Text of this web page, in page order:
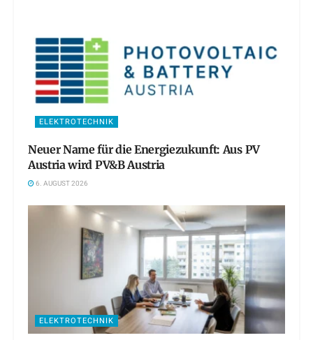
ELEKTROTECHNIK
Neuer Name für die Energiezukunft: Aus PV
Austria wird PV&B Austria
6. AUGUST 2026
ELEKTROTECHNIK